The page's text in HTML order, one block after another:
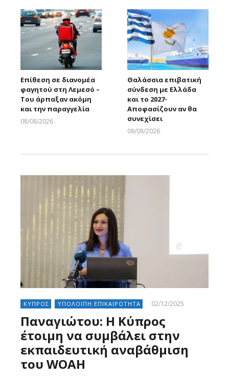
Επίθεση σε διανομέα
φαγητού στη Λεμεσό –
Του άρπαξαν ακόμη
και την παραγγελία
08/08/2026
Θαλάσσια επιβατική
σύνδεση με Ελλάδα
και το 2027-
Αποφασίζουν αν θα
συνεχίσει
08/08/2026
ΚΥΠΡΟΣ ΥΠΟΛΟΙΠΗ ΕΠΙΚΑΙΡΟΤΗΤΑ 02/12/2025
Παναγιώτου: Η Κύπρος
έτοιμη να συμβάλει στην
εκπαιδευτική αναβάθμιση
του WOAH